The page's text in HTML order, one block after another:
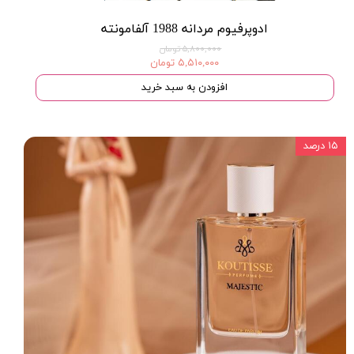
ادوپرفیوم مردانه 1988 آلفامونته
۵,۸۰۰,۰۰۰ تومان
۵,۵۱۰,۰۰۰ تومان
افزودن به سبد خرید
۱۵ درصد